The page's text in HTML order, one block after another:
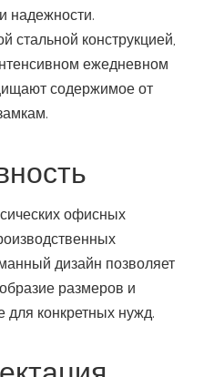
надежности.
конструкцией,
ежедневном
содержимое от
офисных
дизайн позволяет
размеров и
для конкретных нужд.